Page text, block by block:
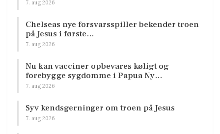
7. aug 2026
Chelseas nye forsvarsspiller bekender troen
på Jesus i første…
7. aug 2026
Nu kan vacciner opbevares køligt og
forebygge sygdomme i Papua Ny…
7. aug 2026
Syv kendsgerninger om troen på Jesus
7. aug 2026